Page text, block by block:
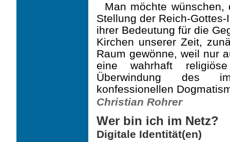
Man möchte
Stellung der Reich-
ihrer Bedeutung für die
Kirchen unserer Zeit,
Raum gewönne, weil nur
eine wahrhaft
Überwindung des
konfessionellen
Christian Rohrer
Wer bin ich im Netz?
Digitale Identität(en)